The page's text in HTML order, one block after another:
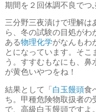
期間を２回体調不良でつ
三分野三夜漬けで理解は
ら、冬の試験の目処がわ
ある物理化学がなんもわ
とになっています。そこ
う。すすむもなにも、
が黄色いやつをね！
結果として「 白玉饅頭食
ち。甲種危険物取扱者の
で、高級白玉饅頭ですよ。